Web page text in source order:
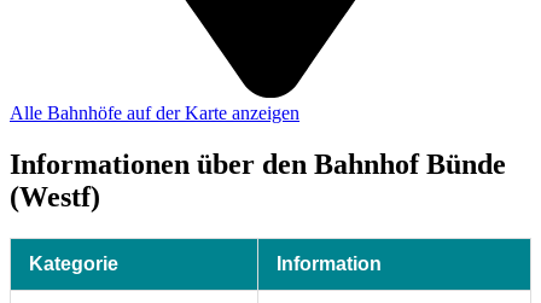
Alle Bahnhöfe auf der Karte anzeigen
Informationen über den Bahnhof Bünde
(Westf)
Kategorie Information